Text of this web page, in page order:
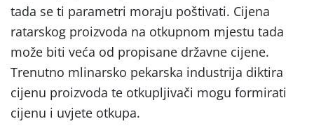
tada se ti parametri moraju poštivati. Cijena
ratarskog proizvoda na otkupnom mjestu tada
može biti veća od propisane državne cijene.
Trenutno mlinarsko pekarska industrija diktira
cijenu proizvoda te otkupljivači mogu formirati
cijenu i uvjete otkupa.